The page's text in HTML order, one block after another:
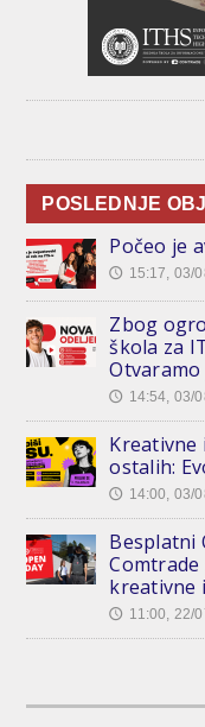
POSLEDNJE
Počeo je
🕔 15:17, 03/
Zbog
škola za
🕔 14:54, 03/
Kreativne
ostalih:
🕔 14:00, 03/
Besplatni
kreativne
🕔 11:00, 22/